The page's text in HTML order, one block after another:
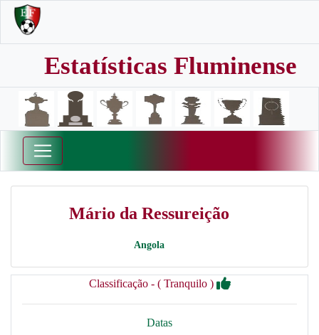
Estatísticas Fluminense
Mário da Ressureição
Angola
Classificação - ( Tranquilo )
Datas